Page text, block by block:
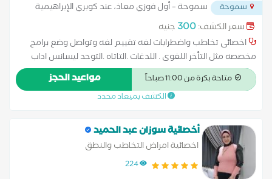
سموحة
سموحة – أول فوزي معاذ، عند كوبري الإبراهيمية
شارع الشهيد كمال الدين صلاح
سعر الكشف:300 جنيه
اخصائى تخاطب واضطرابات لغه تقييم لغه وتواصل وضع برامج
مخصصه مثل التأخر اللغوى . اللدغات .التاتاه .التوحد ليسانس اداب
صوتيات ولسانيات ماجستير فى تعليم اللغه العربيه خبره اكتر من 10
سنين
متاحة بكرة من 11:00 صباحاً مواعيد الحجز
الكشف بميعاد محدد
أخصائية سوزان عبد الحميد
اخصائية امراض التخاطب والنطق
224